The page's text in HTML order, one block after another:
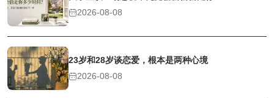
2026-08-08
23岁和28岁谈恋爱，根本是两种心境
2026-08-08